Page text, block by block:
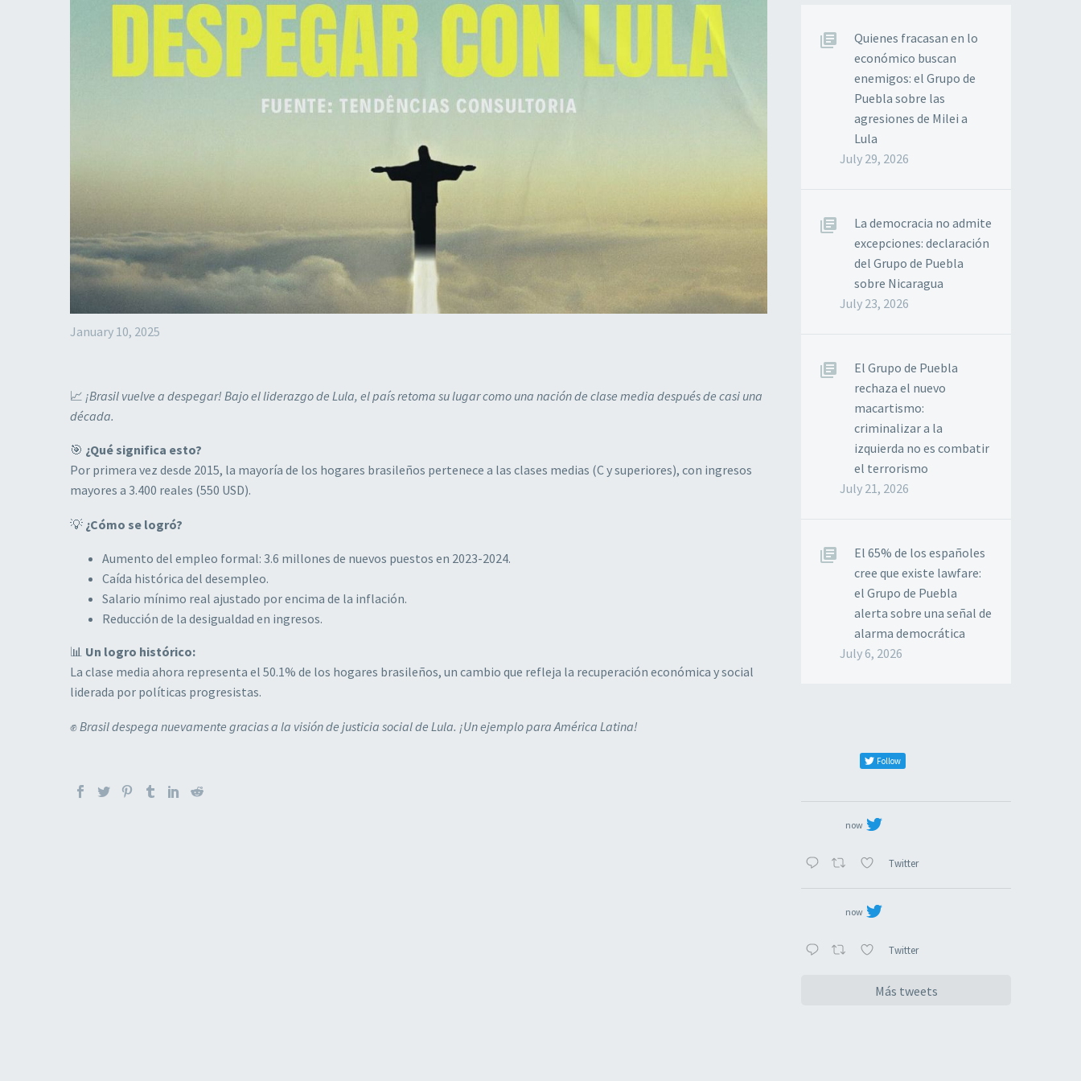
January 10, 2025
📈 ¡Brasil vuelve a despegar! Bajo el liderazgo de Lula, el país retoma su lugar como una nación de clase media después de casi una
década.
🎯 ¿Qué significa esto?
Por primera vez desde 2015, la mayoría de los hogares brasileños pertenece a las clases medias (C y superiores), con ingresos
mayores a 3.400 reales (550 USD).
💡 ¿Cómo se logró?
Aumento del empleo formal: 3.6 millones de nuevos puestos en 2023-2024.
Caída histórica del desempleo.
Salario mínimo real ajustado por encima de la inflación.
Reducción de la desigualdad en ingresos.
📊 Un logro histórico:
La clase media ahora representa el 50.1% de los hogares brasileños, un cambio que refleja la recuperación económica y social
liderada por políticas progresistas.
✊ Brasil despega nuevamente gracias a la visión de justicia social de Lula. ¡Un ejemplo para América Latina!
Quienes fracasan en lo
económico buscan
enemigos: el Grupo de
Puebla sobre las
agresiones de Milei a
Lula
July 29, 2026
La democracia no admite
excepciones: declaración
del Grupo de Puebla
sobre Nicaragua
July 23, 2026
El Grupo de Puebla
rechaza el nuevo
macartismo:
criminalizar a la
izquierda no es combatir
el terrorismo
July 21, 2026
El 65% de los españoles
cree que existe lawfare:
el Grupo de Puebla
alerta sobre una señal de
alarma democrática
July 6, 2026
Follow
now
Twitter
now
Twitter
Más tweets